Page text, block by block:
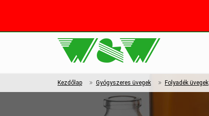
Kezdőlap Gyógyszeres üvegek Folyadék üvegek